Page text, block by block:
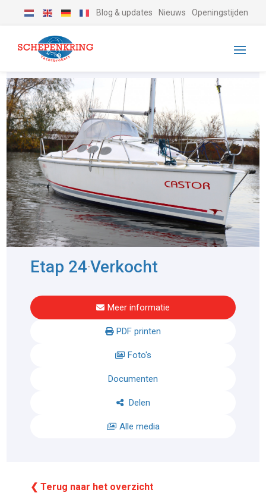
Blog & updates Nieuws Openingstijden
Etap 24-Verkocht
Meer informatie
PDF printen
Foto's
Documenten
Delen
Alle media
❮ Terug naar het overzicht